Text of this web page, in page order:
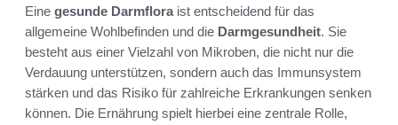
Eine gesunde Darmfloraist entscheidend für das
allgemeine Wohlbefinden und die Darmgesundheit. Sie
besteht aus einer Vielzahl von Mikroben, die nicht nur die
Verdauung unterstützen, sondern auch das Immunsystem
stärken und das Risiko für zahlreiche Erkrankungen senken
können. Die Ernährung spielt hierbei eine zentrale Rolle,